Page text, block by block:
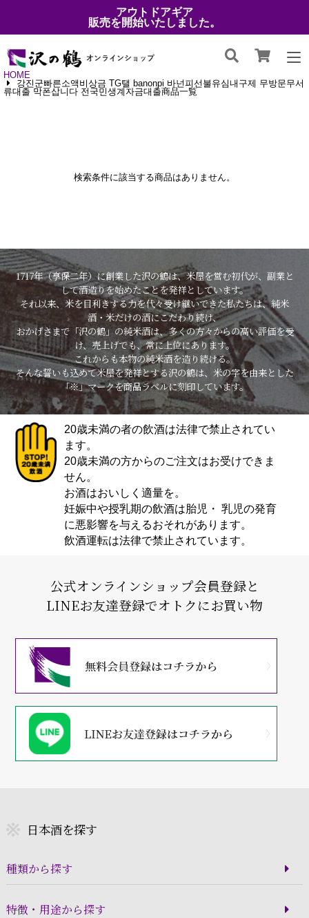
アウトドアギア
販売を開始いたしました。
HOME
강진군빠른소액비상금 TG탤 banonpi 바넌피선불유심내구제 무방문무서
류대출 막폰삽니다 전국민생계자금대출商品一覧
検索条件に該当する商品はありません。
1717年（享保二年）に創業した沢の鶴は、米屋を営む初代が、副業と
して酒造りを始めたことを発祥としています。
それ以来、米を目利きする力を代々受け継いできた私たちは、純米
酒・米だけの酒にこだわり続け、
おかげさまで「沢の鶴」の純米酒は、多くの方々からの高い評価を受
け、売上げでも、常に上位にあります。
これからも本物の純米酒を造り続ける。
そんな誓いも込めて米屋を発祥とする沢の鶴は、米の字を由来とした
「※」マークを商品ラベルに刻印しています。
20歳未満の者の飲酒は法律で禁止されてい
ます。
20歳未満の方からのご注文はお受けできま
せん。
お酒はおいしく適量を。
妊娠中や授乳期の飲酒は胎児・ 乳児の発育
に悪影響を与えるおそれがあります。
飲酒運転は法律で禁止されています。
公式オンラインショップ会員登録と
LINEお友達登録でオトクにお買い物
日本酒を探す
種類から探す
特徴・用途から探す